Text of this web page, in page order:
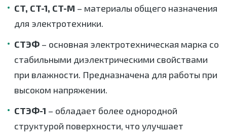
СТ, СТ-1, СТ-М – материалы общего назначения
для электротехники.
СТЭФ – основная электротехническая марка со
стабильными диэлектрическими свойствами
при влажности. Предназначена для работы при
высоком напряжении.
СТЭФ-1 – обладает более однородной
структурой поверхности, что улучшает